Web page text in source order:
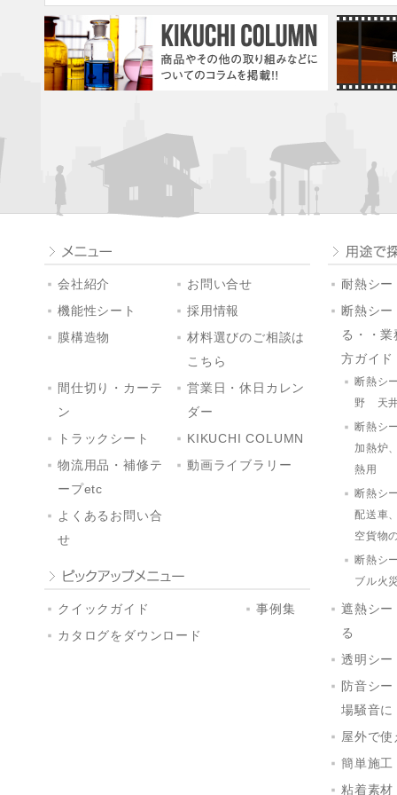
会社紹介
お問い合せ
機能性シート
採用情報
膜構造物
材料選びのご相談は
こちら
間仕切り・カーテ
ン
営業日・休日カレン
ダー
トラックシート
KIKUCHI COLUMN
物流用品・補修テ
ープetc
動画ライブラリー
よくあるお問い合
せ
クイックガイド
事例集
カタログをダウンロード
耐熱シ
断熱シ
る・・
方ガイド
断熱シ
野 天
断熱シ
加熱炉
熱用
断熱シ
配送車
空貨物
断熱シ
ブル火
遮熱シ
る
透明シー
防音シ
場騒音に
屋外で
簡単施工
粘着素材